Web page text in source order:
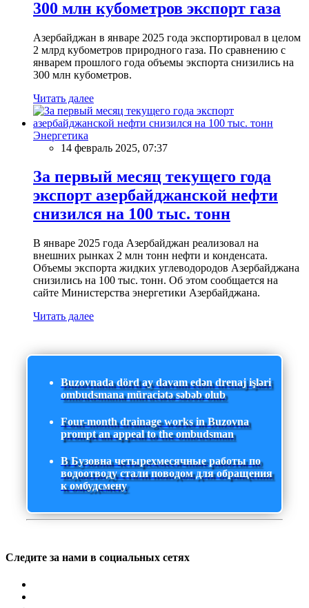
300 млн кубометров экспорт газа
Азербайджан в январе 2025 года экспортировал в целом
2 млрд кубометров природного газа. По сравнению с
январем прошлого года объемы экспорта снизились на
300 млн кубометров.
Читать далее
Энергетика
14 февраль 2025, 07:37
За первый месяц текущего года
экспорт азербайджанской нефти
снизился на 100 тыс. тонн
В январе 2025 года Азербайджан реализовал на
внешних рынках 2 млн тонн нефти и конденсата.
Объемы экспорта жидких углеводородов Азербайджана
снизились на 100 тыс. тонн. Об этом сообщается на
сайте Министерства энергетики Азербайджана.
Читать далее
Buzovnada dörd ay davam edən drenaj işləri
ombudsmana müraciətə səbəb olub
Four-month drainage works in Buzovna
prompt an appeal to the ombudsman
В Бузовна четырехмесячные работы по
водоотводу стали поводом для обращения
к омбудсмену
Следите за нами в социальных сетях